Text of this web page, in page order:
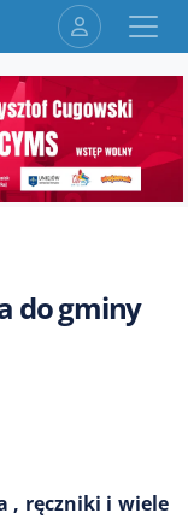
do gminy
, ręczniki i wiele